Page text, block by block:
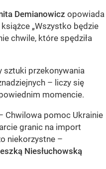
Demianowicz opowiada
„Wszystko będzie
chwile, które spędziła
sztuki przekonywania
– liczy się
momencie.
Chwilowa pomoc Ukrainie
granic na import
niekorzystne –
Niesłuchowską